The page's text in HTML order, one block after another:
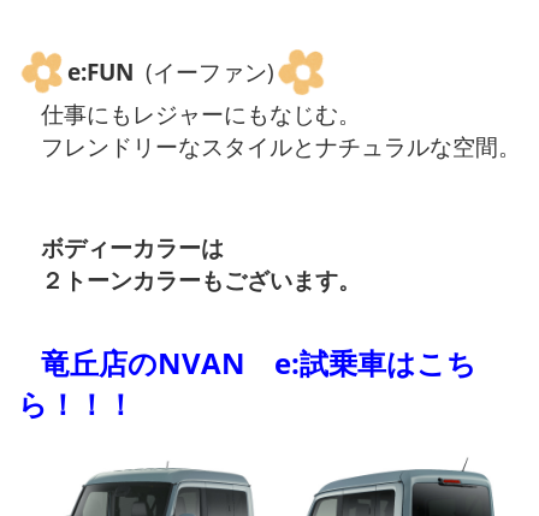
e:FUN (イーファン)
仕事にもレジャーにもなじむ。
フレンドリーなスタイルとナチュラルな空間。
ボディーカラーは
２トーンカラーもございます。
竜丘店のNVAN e:試乗車はこち
ら！！！